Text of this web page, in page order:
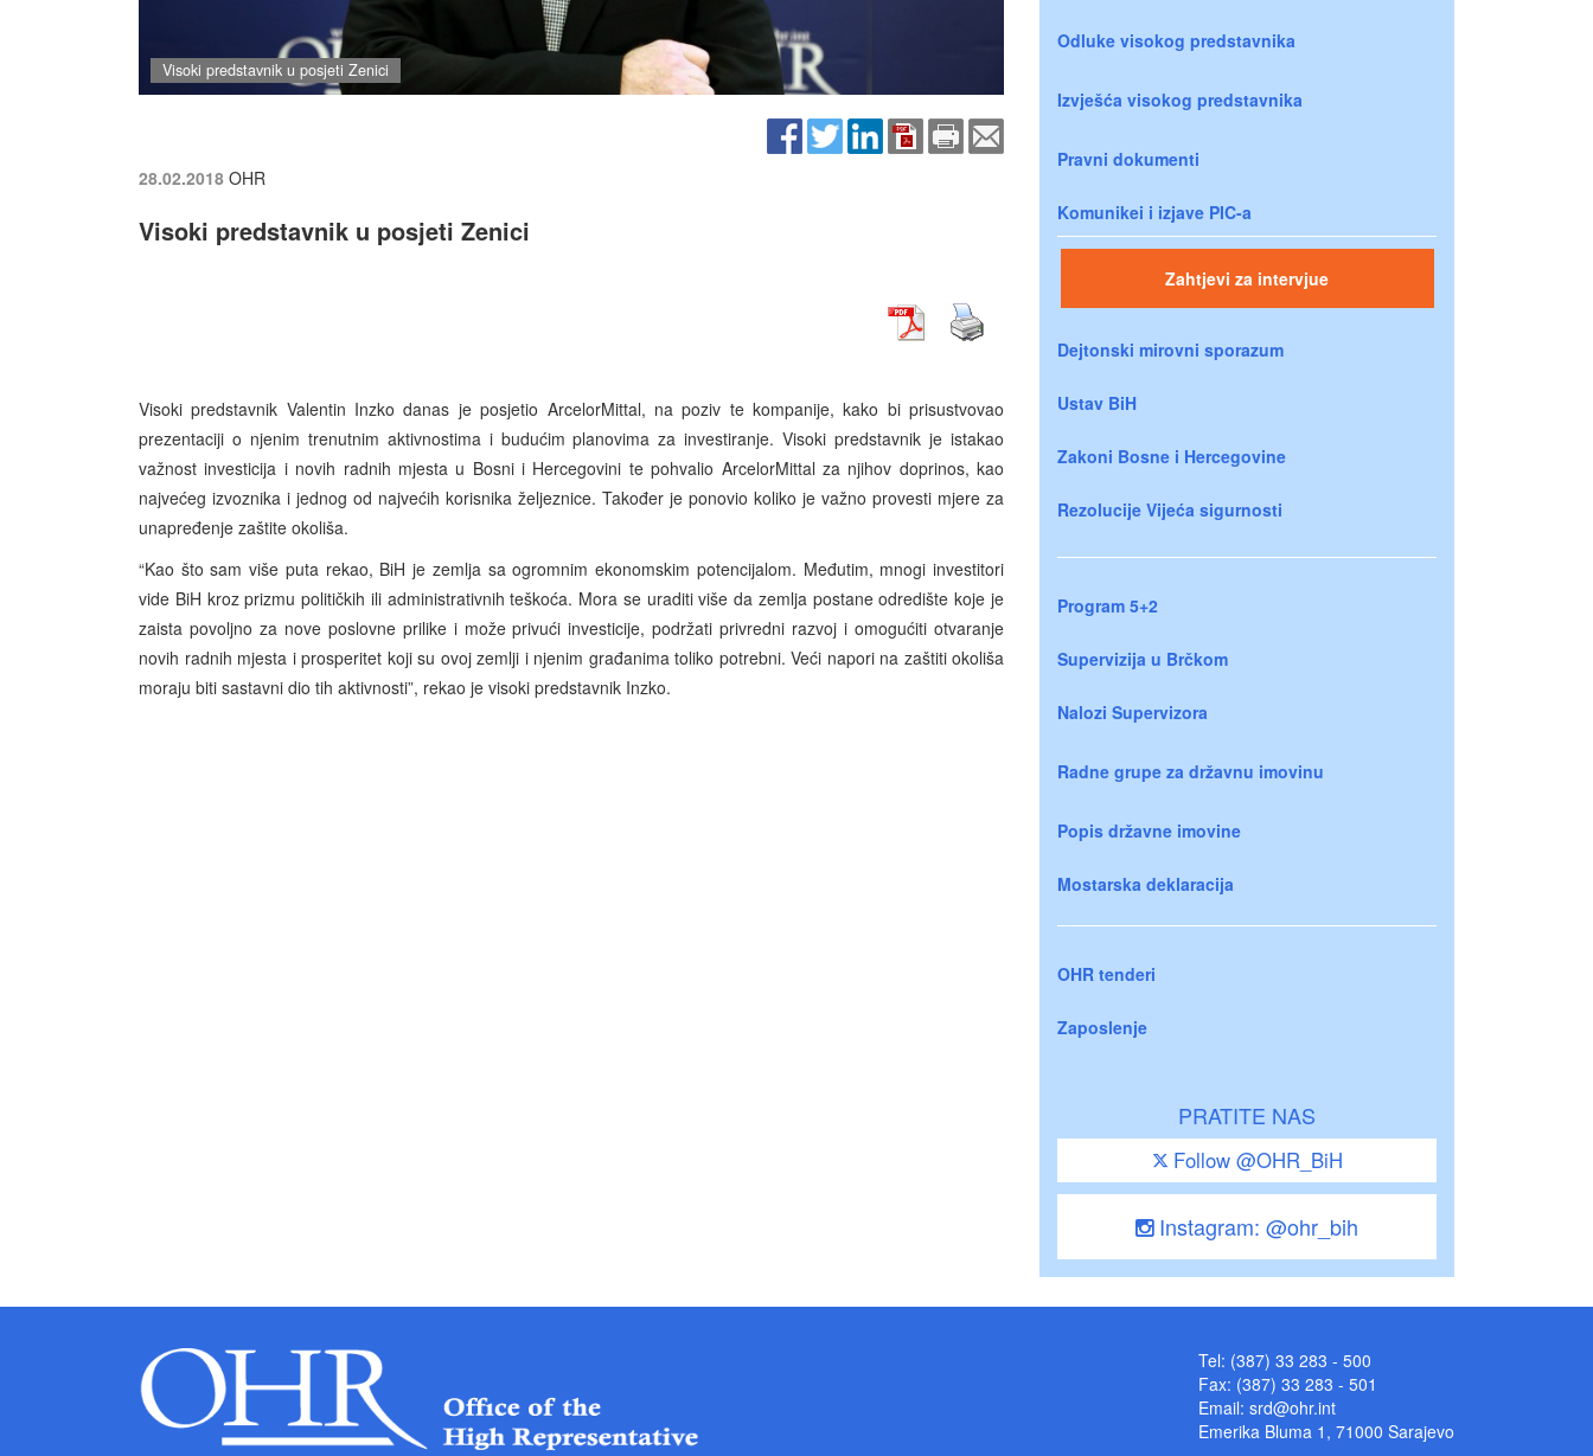
Visoki predstavnik u posjeti Zenici
28.02.2018 OHR
Visoki predstavnik u posjeti Zenici
Visoki predstavnik Valentin Inzko danas je posjetio ArcelorMittal, na poziv te kompanije, kako bi prisustvovao
prezentaciji o njenim trenutnim aktivnostima i budućim planovima za investiranje. Visoki predstavnik je istakao
važnost investicija i novih radnih mjesta u Bosni i Hercegovini te pohvalio ArcelorMittal za njihov doprinos, kao
najvećeg izvoznika i jednog od najvećih korisnika željeznice. Također je ponovio koliko je važno provesti mjere za
unapređenje zaštite okoliša.
“Kao što sam više puta rekao, BiH je zemlja sa ogromnim ekonomskim potencijalom. Međutim, mnogi investitori
vide BiH kroz prizmu političkih ili administrativnih teškoća. Mora se uraditi više da zemlja postane odredište koje je
zaista povoljno za nove poslovne prilike i može privući investicije, podržati privredni razvoj i omogućiti otvaranje
novih radnih mjesta i prosperitet koji su ovoj zemlji i njenim građanima toliko potrebni. Veći napori na zaštiti okoliša
moraju biti sastavni dio tih aktivnosti”, rekao je visoki predstavnik Inzko.
Odluke visokog predstavnika
Izvješća visokog predstavnika
Pravni dokumenti
Komunikei i izjave PIC-a
Zahtjevi za intervjue
Dejtonski mirovni sporazum
Ustav BiH
Zakoni Bosne i Hercegovine
Rezolucije Vijeća sigurnosti
Program 5+2
Supervizija u Brčkom
Nalozi Supervizora
Radne grupe za državnu imovinu
Popis državne imovine
Mostarska deklaracija
OHR tenderi
Zaposlenje
PRATITE NAS
Follow @OHR_BiH
Instagram: @ohr_bih
Tel: (387) 33 283 - 500
Fax: (387) 33 283 - 501
Email: srd@ohr.int
Emerika Bluma 1, 71000 Sarajevo